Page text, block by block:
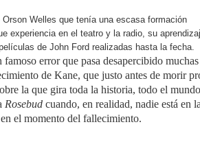
Orson Welles que tenía una escasa formación
experiencia en el teatro y la radio, su
de John Ford realizadas hasta la fecha.
famoso error que pasa desapercibido
de Kane, que justo antes de morir
la que gira toda la historia, todo el
Rosebud cuando, en realidad, nadie está en
el momento del fallecimiento.